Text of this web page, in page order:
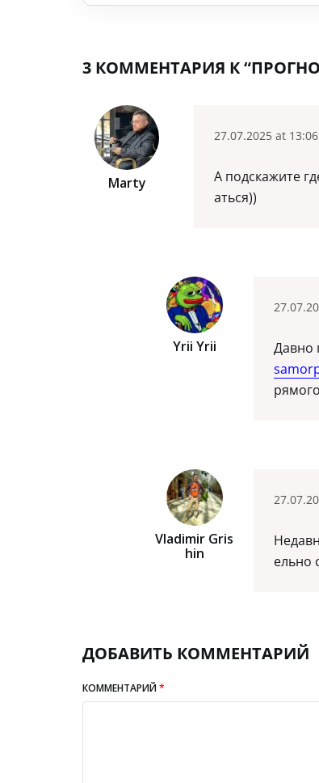
3 КОММЕНТАРИЯ К
Marty
27.07.2025 at 13:06
А подскажите
аться))
Yrii Yrii Давно
Vladimir Gris
Hin
ельно
ДОБАВИТЬ КОММЕНТАРИЙ
КОММЕНТАРИЙ*